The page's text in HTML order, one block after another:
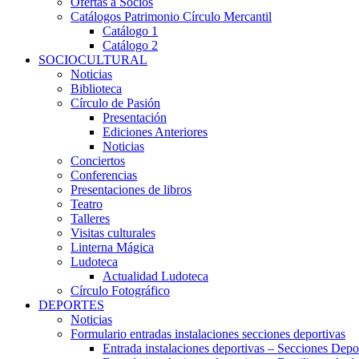
Catálogos Patrimonio Círculo Mercantil
Catálogo 1
Catálogo 2
SOCIOCULTURAL
Noticias
Biblioteca
Círculo de Pasión
Presentación
Ediciones Anteriores
Noticias
Conciertos
Conferencias
Presentaciones de libros
Teatro
Talleres
Visitas culturales
Linterna Mágica
Ludoteca
Actualidad Ludoteca
Círculo Fotográfico
DEPORTES
Noticias
Formulario entradas instalaciones secciones deportivas
Entrada instalaciones deportivas – Secciones